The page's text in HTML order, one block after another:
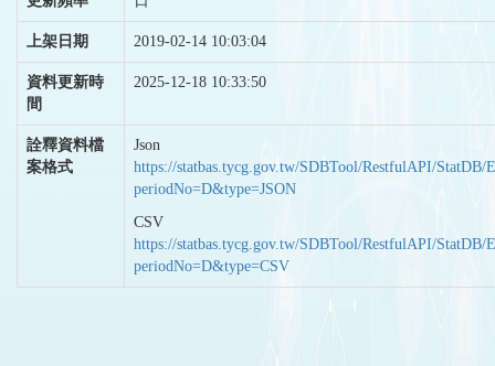
上架日期 2019-02-14 10:03:04
資料更新時
間
2025-12-18 10:33:50
詮釋資料檔
案格式
Json
https://statbas.tycg.gov.tw/SDBTool/RestfulAPI/StatDB/
periodNo=D&type=JSON
CSV
https://statbas.tycg.gov.tw/SDBTool/RestfulAPI/StatDB/
periodNo=D&type=CSV